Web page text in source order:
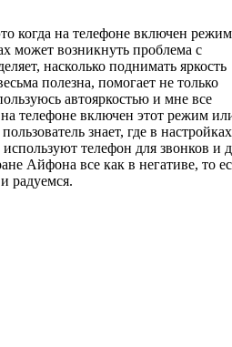
когда на телефоне включен режим
может возникнуть проблема с
насколько поднимать яркость
полезна, помогает не только
автояркостью и мне все
телефоне включен этот режим
знает, где в настройках
телефон для звонков и
Айфона все как в негативе, то
радуемся.